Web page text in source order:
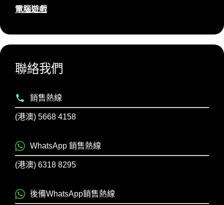
電腦遊戲
聯絡我們
銷售熱線
(港澳) 5668 4158
WhatsApp 銷售熱線
(港澳) 6318 8295
後備WhatsApp銷售熱線